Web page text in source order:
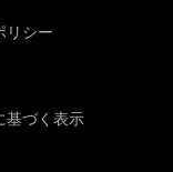
リシー
基づく表示